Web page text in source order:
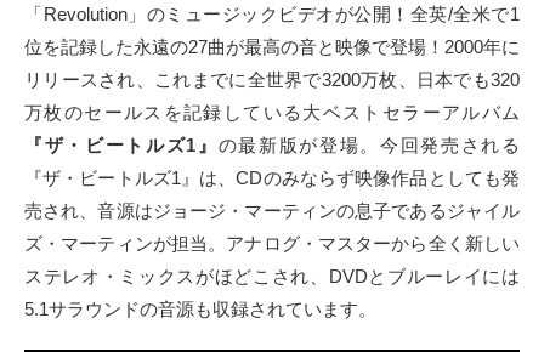
Twitter
Facebook
instagram
Tumblr
Soundcloud
「Revolution」のミュージックビデオが公開！全英/全米で1
位を記録した永遠の27曲が最高の音と映像で登場！2000年に
リリースされ、これまでに全世界で3200万枚、日本でも320
万枚のセールスを記録している大ベストセラーアルバム
『ザ・ビートルズ1』 の最新版が登場。今回発売される
『ザ・ビートルズ1』は、CDのみならず映像作品としても発
売され、音源はジョージ・マーティンの息子であるジャイル
ズ・マーティンが担当。アナログ・マスターから全く新しい
ステレオ・ミックスがほどこされ、DVDとブルーレイには
5.1サラウンドの音源も収録されています。